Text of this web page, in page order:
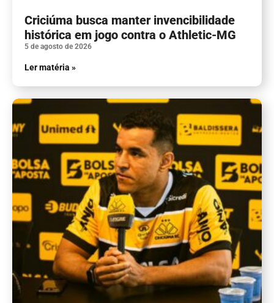
Criciúma busca manter invencibilidade
histórica em jogo contra o Athletic-MG
5 de agosto de 2026
Ler matéria »